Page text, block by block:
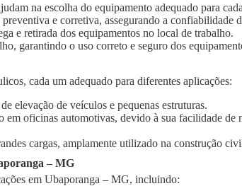
na escolha do equipamento adequado para
e corretiva, assegurando a confiabilidade
e retirada dos equipamentos no local de trabalho.
garantindo o uso correto e seguro dos
cada um adequado para diferentes aplicações:
elevação de veículos e pequenas estruturas.
em oficinas automotivas, devido à sua facilidade de
cargas, amplamente utilizado na construção
– MG
em Ubaporanga – MG, incluindo: